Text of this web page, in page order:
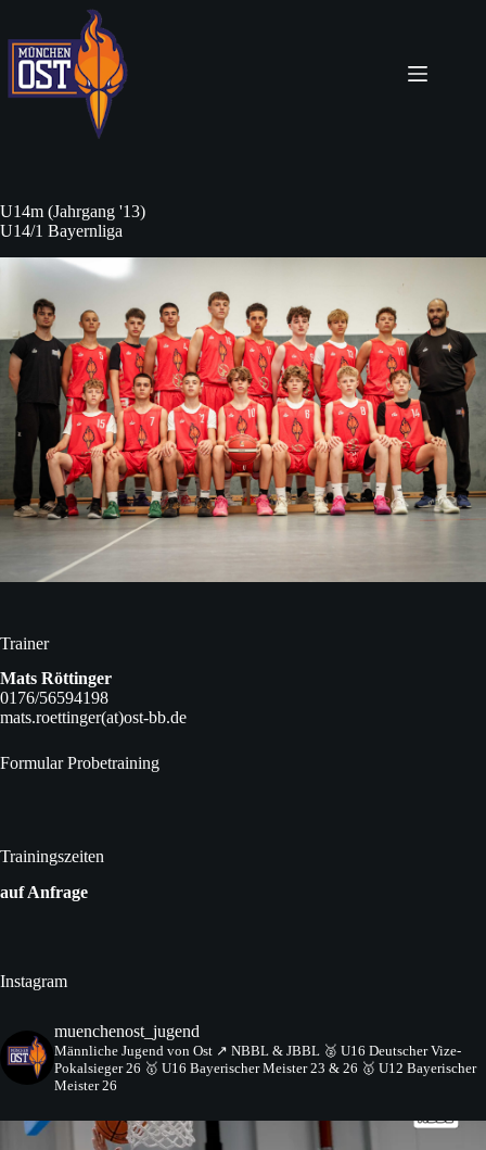
springen
U14m (Jahrgang '13)
U14/1 Bayernliga
Trainer
Mats Röttinger
0176/56594198
mats.roettinger(at)ost-bb.de
Formular Probetraining
Trainingszeiten
auf Anfrage
Instagram
muenchenost_jugend
Männliche Jugend von Ost ↗️ NBBL & JBBL 🥈 U16 Deutscher Vize-
Pokalsieger 26 🥇 U16 Bayerischer Meister 23 & 26 🥇 U12 Bayerischer
Meister 26